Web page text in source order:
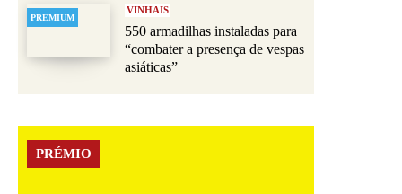
PREMIUM
VINHAIS
550 armadilhas instaladas para
“combater a presença de vespas
asiáticas”
PRÉMIO